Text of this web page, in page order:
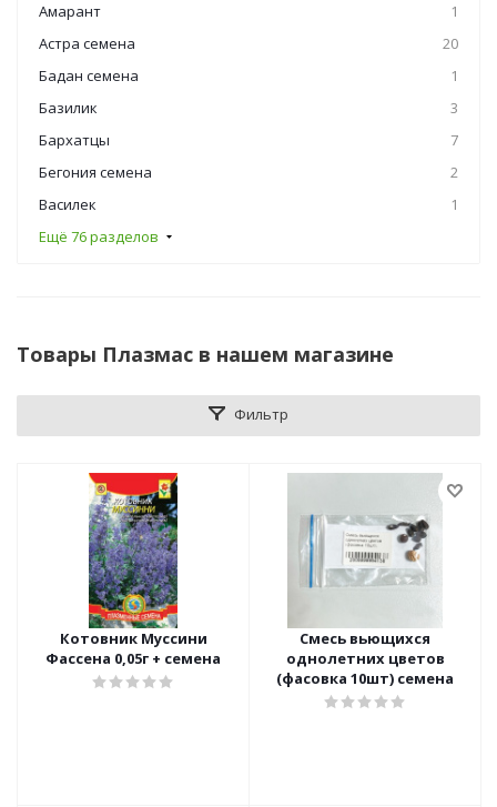
Амарант
1
Астра семена
20
Бадан семена
1
Базилик
3
Бархатцы
7
Бегония семена
2
Василек
1
Ещё 76 разделов
Товары Плазмас в нашем магазине
Фильтр
Котовник Муссини
Фассена 0,05г + семена
Смесь вьющихся
однолетних цветов
(фасовка 10шт) семена